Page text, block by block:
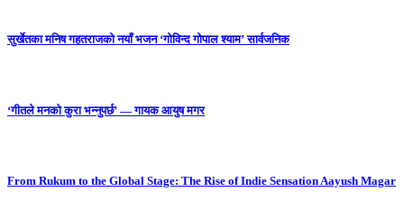
सुर्खेतका मनिष गहतराजको नयाँ भजन ‘गोविन्द गोपाल श्याम’ सार्वजनिक
‘गीतले मनको कुरा भन्नुपर्छ’ — गायक आयुष मगर
From Rukum to the Global Stage: The Rise of Indie Sensation Aayush Magar